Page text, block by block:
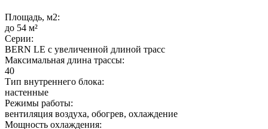
Площадь, м2:
до 54 м²
Серии:
BERN LE с увеличенной длиной трасс
Максимальная длина трассы:
40
Тип внутреннего блока:
настенные
Режимы работы:
вентиляция воздуха, обогрев, охлаждение
Мощность охлаждения: